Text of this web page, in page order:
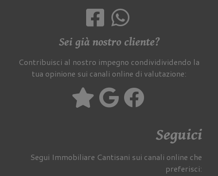
Sei già nostro cliente?
Contribuisci al nostro impegno condividividendo la
tua opinione sui canali online di valutazione:
Seguici
Segui Immobiliare Cantisani sui canali online che
preferisci: